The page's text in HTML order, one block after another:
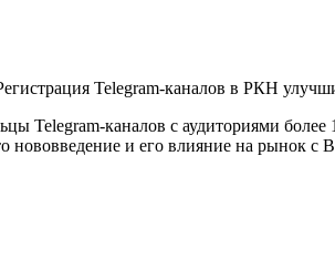
Telegram-каналов в РКН
Telegram-каналов с аудиториями
нововведение и его влияние на рынок